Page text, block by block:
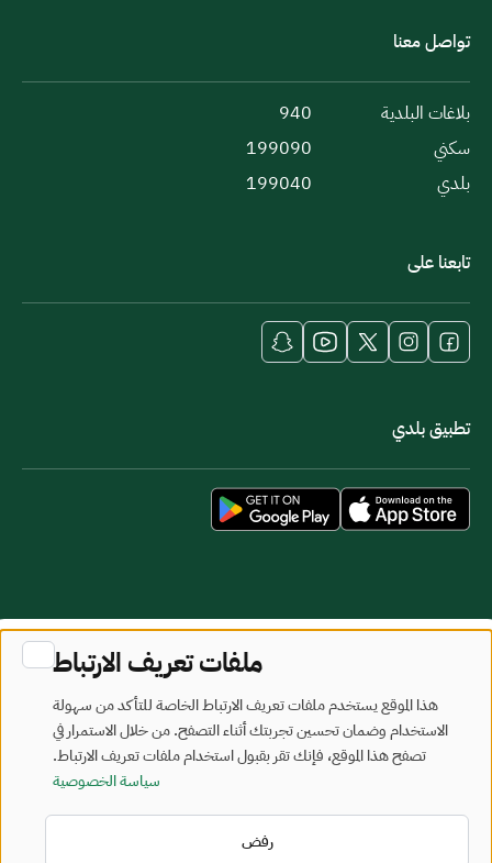
تواصل معنا
بلاغات البلدية
940
سكني
199090
بلدي
199040
تابعنا على
تطبيق بلدي
خريطة الموقعشروط الاستخدام
تم تطويره وصيانته بواسطة وزارة البلديات والإسكان
آخر تحديث: 2026/08/06
ملفات تعريف الارتباط
هذا الموقع يستخدم ملفات تعريف الارتباط الخاصة للتأكد من سهولة
الاستخدام وضمان تحسين تجربتك أثناء التصفح. من خلال الاستمرار في
تصفح هذا الموقع، فإنك تقر بقبول استخدام ملفات تعريف الارتباط.
سياسة الخصوصية
رفض